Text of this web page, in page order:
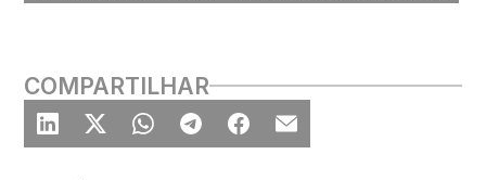
COMPARTILHAR